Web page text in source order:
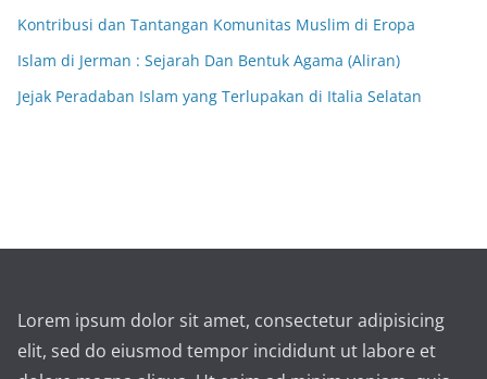
Kontribusi dan Tantangan Komunitas Muslim di Eropa
Islam di Jerman : Sejarah Dan Bentuk Agama (Aliran)
Jejak Peradaban Islam yang Terlupakan di Italia Selatan
Lorem ipsum dolor sit amet, consectetur adipisicing
elit, sed do eiusmod tempor incididunt ut labore et